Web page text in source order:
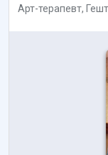
Арт-терапевт,